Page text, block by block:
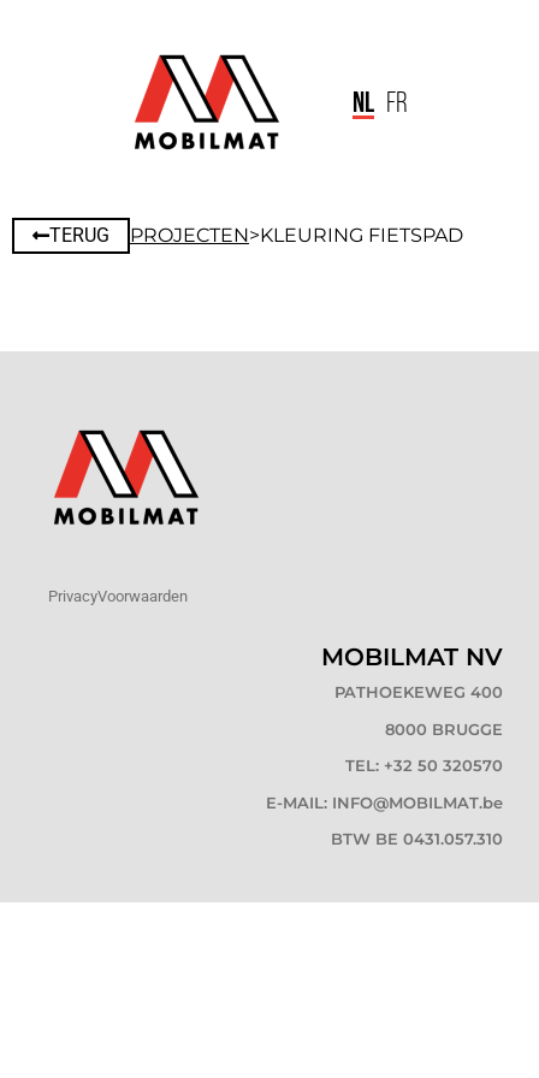
NL FR
TERUG PROJECTEN>KLEURING FIETSPAD
PrivacyVoorwaarden
MOBILMAT NV
PATHOEKEWEG 400
8000 BRUGGE
TEL: +32 50 320570
E-MAIL: INFO@MOBILMAT.be
BTW BE 0431.057.310